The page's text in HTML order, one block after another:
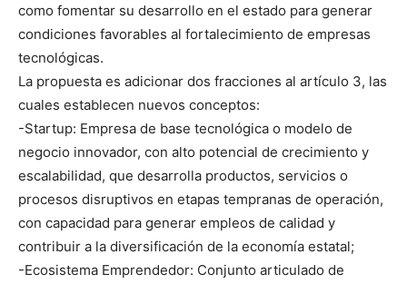
como fomentar su desarrollo en el estado para generar
condiciones favorables al fortalecimiento de empresas
tecnológicas.
La propuesta es adicionar dos fracciones al artículo 3, las
cuales establecen nuevos conceptos:
-Startup: Empresa de base tecnológica o modelo de
negocio innovador, con alto potencial de crecimiento y
escalabilidad, que desarrolla productos, servicios o
procesos disruptivos en etapas tempranas de operación,
con capacidad para generar empleos de calidad y
contribuir a la diversificación de la economía estatal;
-Ecosistema Emprendedor: Conjunto articulado de